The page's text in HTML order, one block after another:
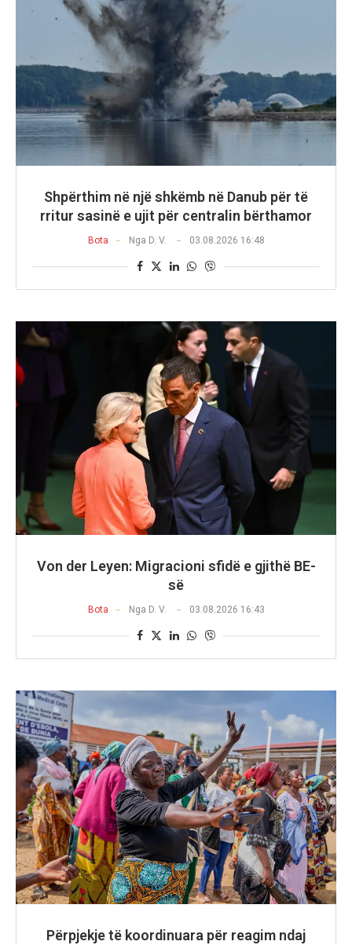
Shpërthim në një shkëmb në Danub për të
rritur sasinë e ujit për centralin bërthamor
Bota Nga D. V. 03.08.2026 16:48
Von der Leyen: Migracioni sfidë e gjithë BE-
së
Bota Nga D. V. 03.08.2026 16:43
Përpjekje të koordinuara për reagim ndaj